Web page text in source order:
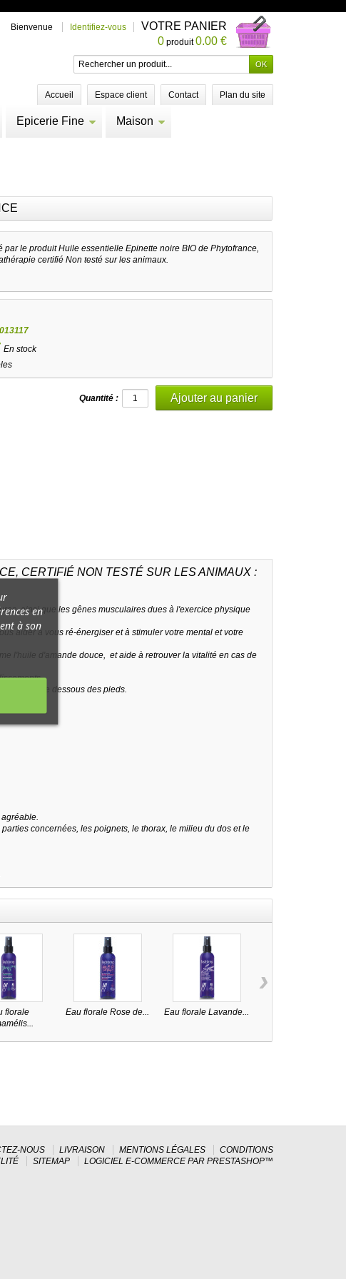
Bienvenue Identifiez-vous
VOTRE PANIER
0 produit0.00 €
Accueil Espace client Contact Plan du site
Epicerie Fine Maison
par le produitHuile essentielle Epinette noire BIO de Phytofrance,
certifié Non testé sur les animaux.
En stock
Quantité :
CERTIFIÉ NON TESTÉ SUR LES ANIMAUX :
ainsi que les gênes musculaires dues à l'exercice physique
aider à vous ré-énergiser et à stimuler votre mental et votre
l'huile d'amande douce, et aide à retrouver la vitalité en cas de
du dos et le dessous des pieds.
concernées, les poignets, le thorax, le milieu du dos et le
florale
Eau florale Rose de... Eau florale Lavande...
›
NOUS LIVRAISON MENTIONS LÉGALES
CONDITIONS
SITEMAP LOGICIEL E-COMMERCE PAR PRESTASHOP™
en
à son